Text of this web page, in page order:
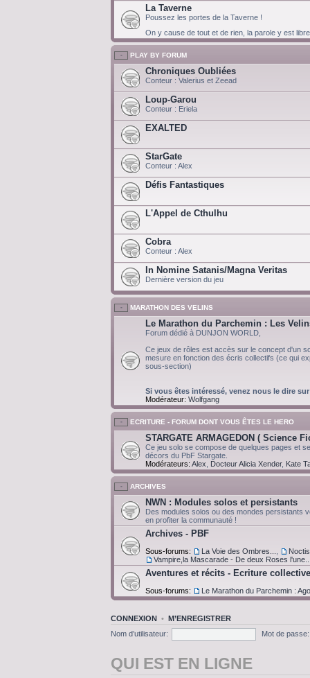
La Taverne
Poussez les portes de la Taverne !
On y cause de tout et de rien, la parole y est
PLAY BY FORUM
Chroniques Oubliées
Conteur : Valerius et Zeead
Loup-Garou
Conteur : Eriela
EXALTED
StarGate
Conteur : Alex
Défis Fantastiques
L'Appel de Cthulhu
Cobra
Conteur : Alex
In Nomine Satanis/Magna Veritas
Dernière version du jeu
MARATHON DES VELINS
Le Marathon du Parchemin : Les
Forum dédié à DUNJON WORLD,
Ce jeux de rôles est accès sur le concept d'un
mesure en fonction des écris collectifs (ce qui
sous-section)
Si vous êtes intéressé, venez nous le dire sur
Modérateur: Wolfgang
ECRITURE - FORUM DONT VOUS ÊTES LE HERO
STARGATE ARMAGEDON ( Science
Ce jeu solo se compose de quelques pages et
décors du PbF Stargate.
Modérateurs: Alex Docteur Alicia Xender, Kate
ARCHIVES
NWN : Modules solos et persistants
Des modules solos ou des mondes persistants
en profiter la communauté !
Archives - PBF
Sous-forums: La Voie des Ombres...
Vampire,la Mascarade - De deux Roses
Aventures et récits - Ecriture collective
Sous-forums: Le Marathon du Parchemin :
CONNEXION • M’ENREGISTRER
Nom d’utilisateur:
Mot de passe:
QUI EST EN LIGNE